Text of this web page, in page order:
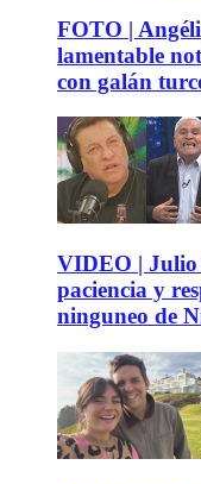
FOTO |
lamentable
con galán
VIDEO | Julio
paciencia y
ninguneo de